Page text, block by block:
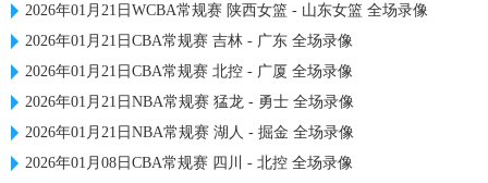
2026年01月21日WCBA常规赛 陕西女篮 - 山东女篮 全场录像
2026年01月21日CBA常规赛 吉林 - 广东 全场录像
2026年01月21日CBA常规赛 北控 - 广厦 全场录像
2026年01月21日NBA常规赛 猛龙 - 勇士 全场录像
2026年01月21日NBA常规赛 湖人 - 掘金 全场录像
2026年01月08日CBA常规赛 四川 - 北控 全场录像